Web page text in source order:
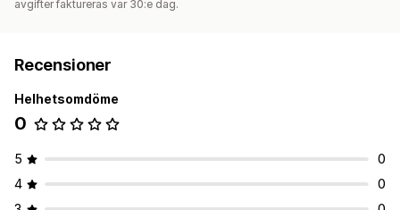
avgifter faktureras var 30:e dag.
Recensioner
Helhetsomdöme
0
5
0
4
0